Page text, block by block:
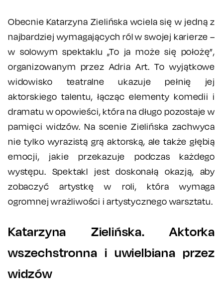
Obecnie Katarzyna Zielińska wciela się w jedną z
najbardziej wymagających ról w swojej karierze –
w solowym spektaklu „To ja może się położę”,
organizowanym przez Adria Art. To wyjątkowe
widowisko teatralne ukazuje pełnię jej
aktorskiego talentu, łącząc elementy komedii i
dramatu w opowieści, która na długo pozostaje w
pamięci widzów. Na scenie Zielińska zachwyca
nie tylko wyrazistą grą aktorską, ale także głębią
emocji, jakie przekazuje podczas każdego
występu. Spektakl jest doskonałą okazją, aby
zobaczyć artystkę w roli, która wymaga
ogromnej wrażliwości i artystycznego warsztatu.
Katarzyna Zielińska. Aktorka
wszechstronna i uwielbiana przez
widzów